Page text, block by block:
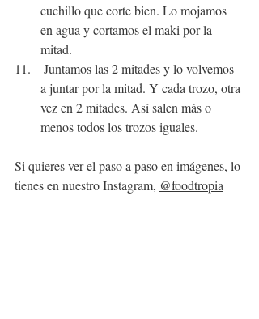
cuchillo que corte bien. Lo mojamos
en agua y cortamos el maki por la
mitad.
a juntar por la mitad. Y cada trozo, otra
vez en 2 mitades. Así salen más o
menos todos los trozos iguales.
Si quieres ver el paso a paso en imágenes, lo
tienes en nuestro Instagram, @foodtropia